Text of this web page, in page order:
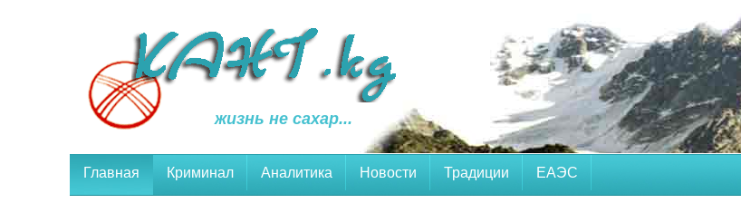
жизнь не сахар...
Главная Криминал Аналитика Новости Традиции ЕАЭС